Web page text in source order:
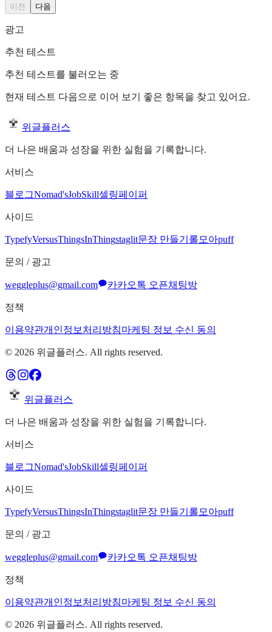
이전
다음
광고
추천 테스트
추천 테스트를 불러오는 중
현재 테스트 다음으로 이어 보기 좋은 항목을 찾고 있어요.
위글플러스
더 나은 배움과 성장을 위한 실험을 기록합니다.
서비스
블로그Nomad'sJobSkill셀링페이퍼
사이드
TypefyVersusThingsInThingstaglit문장 만들기 롤모아puff
문의 / 광고
weggleplus@gmail.com 카카오톡 오픈채팅방
정책
이용약관개인정보처리방침마케팅 정보 수신 동의
© 2026 위글플러스. All rights reserved.
위글플러스
더 나은 배움과 성장을 위한 실험을 기록합니다.
서비스
블로그Nomad'sJobSkill셀링페이퍼
사이드
TypefyVersusThingsInThingstaglit문장 만들기 롤모아puff
문의 / 광고
weggleplus@gmail.com 카카오톡 오픈채팅방
정책
이용약관개인정보처리방침마케팅 정보 수신 동의
© 2026 위글플러스. All rights reserved.